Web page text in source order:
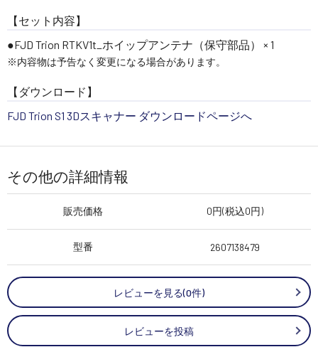
【セット内容】
●FJD Trion RTKV1t_ホイップアンテナ（保守部品） × 1
※内容物は予告なく変更になる場合があります。
【ダウンロード】
FJD Trion S1 3Dスキャナー ダウンロードページへ
その他の詳細情報
販売価格 0円(税込0円)
型番 2607138479
レビューを見る(0件)
レビューを投稿